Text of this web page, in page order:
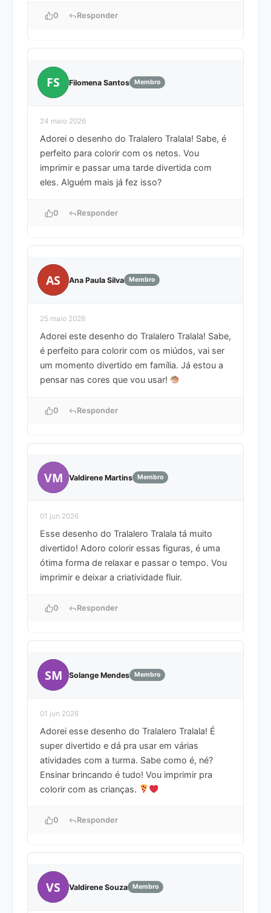
0 Responder
FS Filomena Santos Membro
24 maio 2026
Adorei o desenho do Tralalero Tralala! Sabe, é
perfeito para colorir com os netos. Vou
imprimir e passar uma tarde divertida com
eles. Alguém mais já fez isso?
0 Responder
AS Ana Paula Silva Membro
25 maio 2026
Adorei este desenho do Tralalero Tralala! Sabe,
é perfeito para colorir com os miúdos, vai ser
um momento divertido em família. Já estou a
pensar nas cores que vou usar!
0 Responder
VM Valdirene Martins Membro
01 jun 2026
Esse desenho do Tralalero Tralala tá muito
divertido! Adoro colorir essas figuras, é uma
ótima forma de relaxar e passar o tempo. Vou
imprimir e deixar a criatividade fluir.
0 Responder
SM Solange Mendes Membro
01 jun 2026
Adorei esse desenho do Tralalero Tralala! É
super divertido e dá pra usar em várias
atividades com a turma. Sabe como é, né?
Ensinar brincando é tudo! Vou imprimir pra
colorir com as crianças.
0 Responder
VS Valdirene Souza Membro